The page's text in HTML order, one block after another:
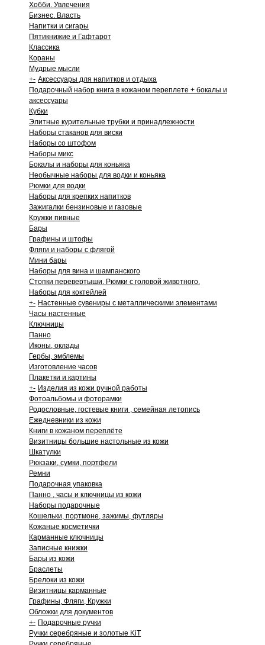
Хобби. Увлечения
Бизнес. Власть
Напитки и сигары
Пятикнижие и Гафтарот
Классика
Кораны
Мудрые мысли
+- Аксессуары для напитков и отдыха
Подарочный набор книга в кожаном переплете + бокалы и
аксессуары
Кубки
Элитные курительные трубки и принадлежности
Наборы стаканов для виски
Наборы со штофом
Наборы микс
Бокалы и наборы для коньяка
Необычные наборы для водки и коньяка
Рюмки для водки
Наборы для крепких напитков
Зажигалки бензиновые и газовые
Кружки пивные
Бары
Графины и штофы
Фляги и наборы с флягой
Мини бары
Наборы для вина и шампанского
Стопки перевертыши. Рюмки с головой животного.
Наборы для коктейлей
+- Настенные сувениры с металлическими элементами
Часы настенные
Ключницы
Панно
Иконы, оклады
Гербы, эмблемы
Изготовление часов
Плакетки и картины
+- Изделия из кожи ручной работы
Фотоальбомы и фоторамки
Родословные, гостевые книги , семейная летопись
Ежедневники из кожи
Книги в кожаном переплёте
Визитницы большие настольные из кожи
Шкатулки
Рюкзаки, сумки, портфели
Ремни
Подарочная упаковка
Панно , часы и ключницы из кожи
Наборы подарочные
Кошельки, портмоне, зажимы, футляры
Кожаные косметички
Карманные ключницы
Записные книжки
Бары из кожи
Браслеты
Брелоки из кожи
Визитницы карманные
Графины, Фляги, Кружки
Обложки для документов
+- Подарочные ручки
Ручки серебряные и золотые KiT